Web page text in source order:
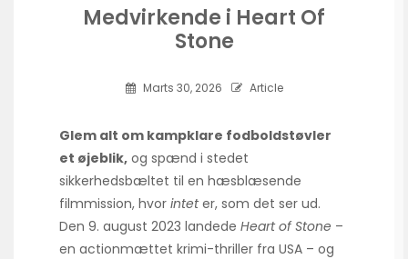
Medvirkende i Heart Of
Stone
Marts 30, 2026 Article
Glem alt om kampklare fodboldstøvler
et øjeblik, og spænd i stedet
sikkerhedsbæltet til en hæsblæsende
filmmission, hvor inteter, som det ser ud.
Den 9. august 2023 landede Heart of Stone –
en actionmættet krimi-thriller fra USA – og